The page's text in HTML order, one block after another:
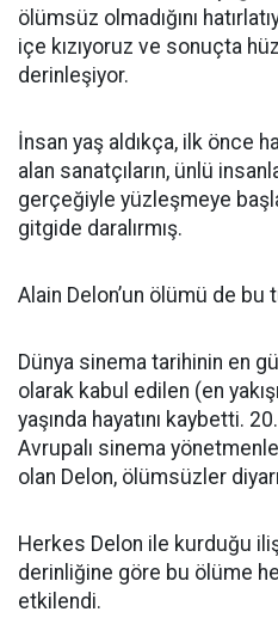
ölümsüz olmadığını
içe kızıyoruz ve sonuçta
derinleşiyor.
İnsan yaş aldıkça, ilk önce
alan sanatçıların, ünlü
gerçeğiyle yüzleşmeye
gitgide daralırmış.
Alain Delon’un ölümü de
Dünya sinema tarihinin en
olarak kabul edilen (en
yaşında hayatını kaybetti.
Avrupalı sinema
olan Delon, ölümsüzler
Herkes Delon ile kurduğu
derinliğine göre bu ölüme
etkilendi.